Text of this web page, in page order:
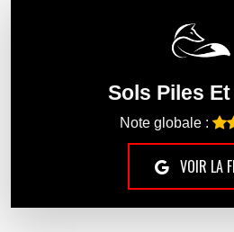
Sols Piles
Note globale :
VOIR LA